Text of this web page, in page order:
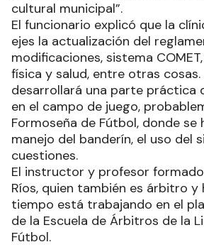
cultural municipal”.
El funcionario explicó que la
ejes la actualización del
modificaciones, sistema
física y salud, entre otras cosas.
desarrollará una parte práctica
en el campo de juego,
Formoseña de Fútbol, donde se
manejo del banderín, el uso del
cuestiones.
El instructor y profesor
Ríos, quien también es árbitro y
tiempo está trabajando en el
de la Escuela de Árbitros de la
Fútbol.